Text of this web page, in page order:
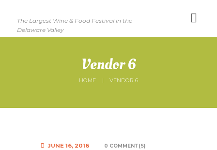
The Largest Wine & Food Festival in the
Delaware Valley
Vendor 6
HOME VENDOR 6
JUNE 16, 2016 0 COMMENT(S)